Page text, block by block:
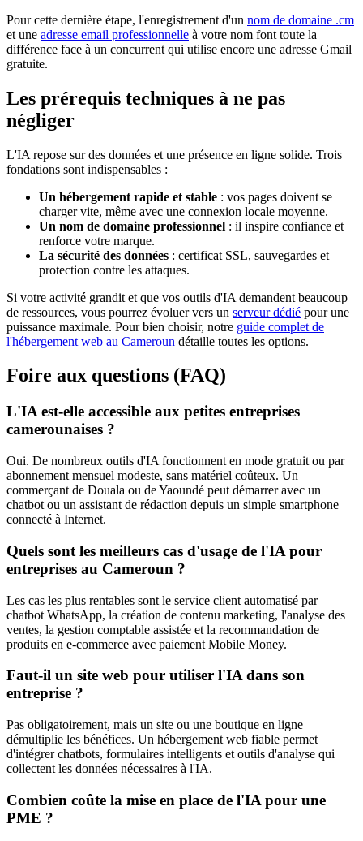
Pour cette dernière étape, l'enregistrement d'un nom de domaine .cm
et une adresse email professionnelle à votre nom font toute la
différence face à un concurrent qui utilise encore une adresse Gmail
gratuite.
Les prérequis techniques à ne pas
négliger
L'IA repose sur des données et une présence en ligne solide. Trois
fondations sont indispensables :
Un hébergement rapide et stable : vos pages doivent se
charger vite, même avec une connexion locale moyenne.
Un nom de domaine professionnel : il inspire confiance et
renforce votre marque.
La sécurité des données : certificat SSL, sauvegardes et
protection contre les attaques.
Si votre activité grandit et que vos outils d'IA demandent beaucoup
de ressources, vous pourrez évoluer vers un serveur dédié pour une
puissance maximale. Pour bien choisir, notre guide complet de
l'hébergement web au Cameroun détaille toutes les options.
Foire aux questions (FAQ)
L'IA est-elle accessible aux petites entreprises
camerounaises ?
Oui. De nombreux outils d'IA fonctionnent en mode gratuit ou par
abonnement mensuel modeste, sans matériel coûteux. Un
commerçant de Douala ou de Yaoundé peut démarrer avec un
chatbot ou un assistant de rédaction depuis un simple smartphone
connecté à Internet.
Quels sont les meilleurs cas d'usage de l'IA pour
entreprises au Cameroun ?
Les cas les plus rentables sont le service client automatisé par
chatbot WhatsApp, la création de contenu marketing, l'analyse des
ventes, la gestion comptable assistée et la recommandation de
produits en e-commerce avec paiement Mobile Money.
Faut-il un site web pour utiliser l'IA dans son
entreprise ?
Pas obligatoirement, mais un site ou une boutique en ligne
démultiplie les bénéfices. Un hébergement web fiable permet
d'intégrer chatbots, formulaires intelligents et outils d'analyse qui
collectent les données nécessaires à l'IA.
Combien coûte la mise en place de l'IA pour une
PME ?